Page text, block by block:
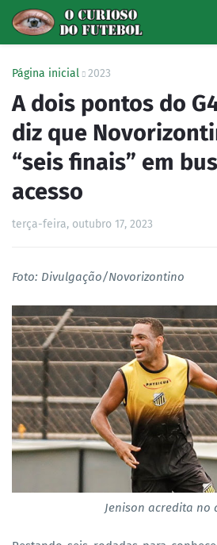
Página inicial 2023
A dois pontos do
diz que
“seis finais” em
acesso
terça-feira, outubro 17, 2023
Foto: Divulgação/Novorizontino
Jenison acredita no